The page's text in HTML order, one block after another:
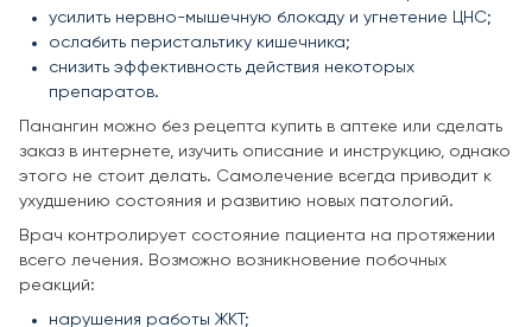
усилить нервно-мышечную блокаду и угнетение ЦНС;
ослабить перистальтику кишечника;
снизить эффективность действия некоторых
препаратов.
Панангин можно без рецепта купить в аптеке или сделать
заказ в интернете, изучить описание и инструкцию, однако
этого не стоит делать. Самолечение всегда приводит к
ухудшению состояния и развитию новых патологий.
Врач контролирует состояние пациента на протяжении
всего лечения. Возможно возникновение побочных
реакций:
нарушения работы ЖКТ;